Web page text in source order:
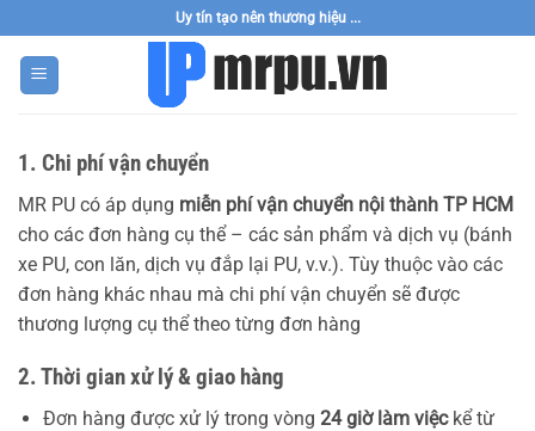
Uy tín tạo nên thương hiệu ...
1. Chi phí vận chuyển
MR PU có áp dụng miễn phí vận chuyển nội thành TP HCM
cho các đơn hàng cụ thể – các sản phẩm và dịch vụ (bánh
xe PU, con lăn, dịch vụ đắp lại PU, v.v.). Tùy thuộc vào các
đơn hàng khác nhau mà chi phí vận chuyển sẽ được
thương lượng cụ thể theo từng đơn hàng
2. Thời gian xử lý & giao hàng
Đơn hàng được xử lý trong vòng 24 giờ làm việckể từ